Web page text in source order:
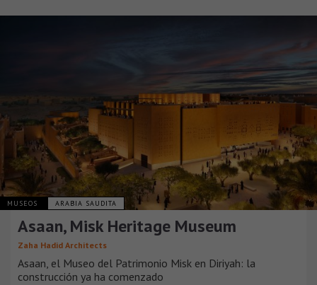
MUSEOS ARABIA SAUDITA
Asaan, Misk Heritage Museum
Zaha Hadid Architects
Asaan, el Museo del Patrimonio Misk en Diriyah: la
construcción ya ha comenzado